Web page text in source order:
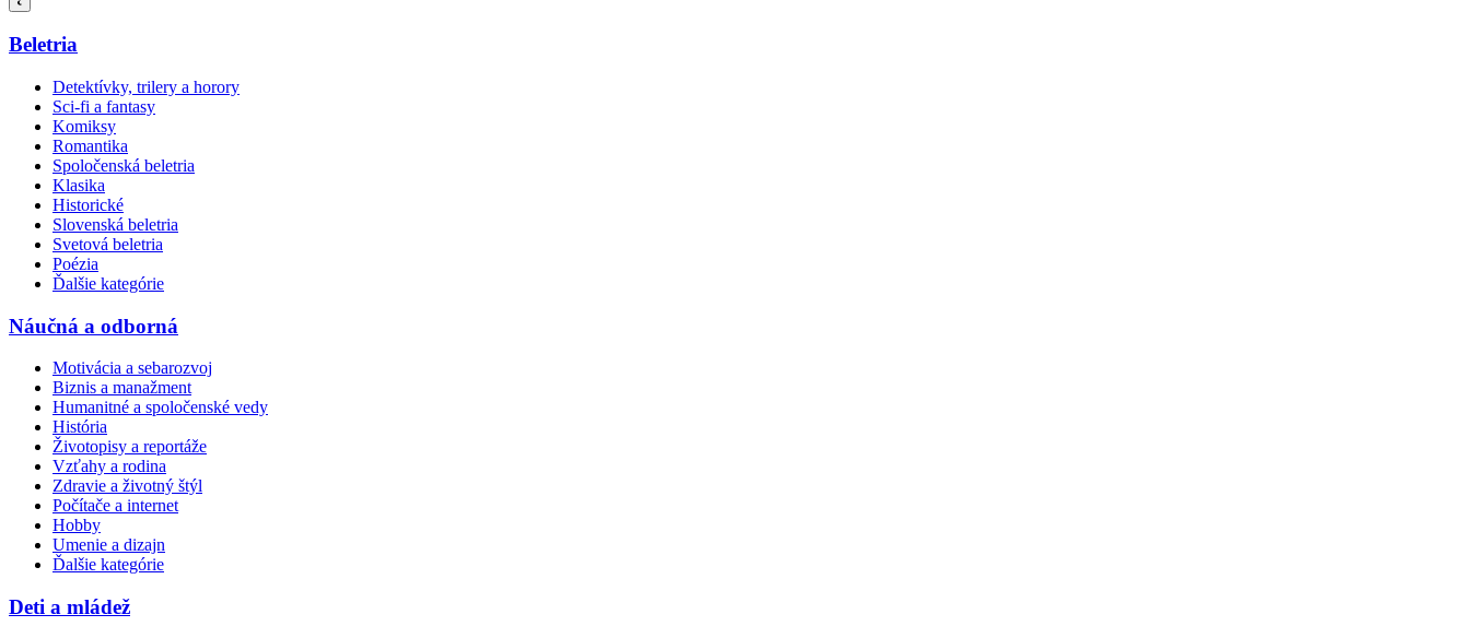
Beletria
Detektívky, trilery a horory
Sci-fi a fantasy
Komiksy
Romantika
Spoločenská beletria
Klasika
Historické
Slovenská beletria
Svetová beletria
Poézia
Ďalšie kategórie
Náučná a odborná
Motivácia a sebarozvoj
Biznis a manažment
Humanitné a spoločenské vedy
História
Životopisy a reportáže
Vzťahy a rodina
Zdravie a životný štýl
Počítače a internet
Hobby
Umenie a dizajn
Ďalšie kategórie
Deti a mládež